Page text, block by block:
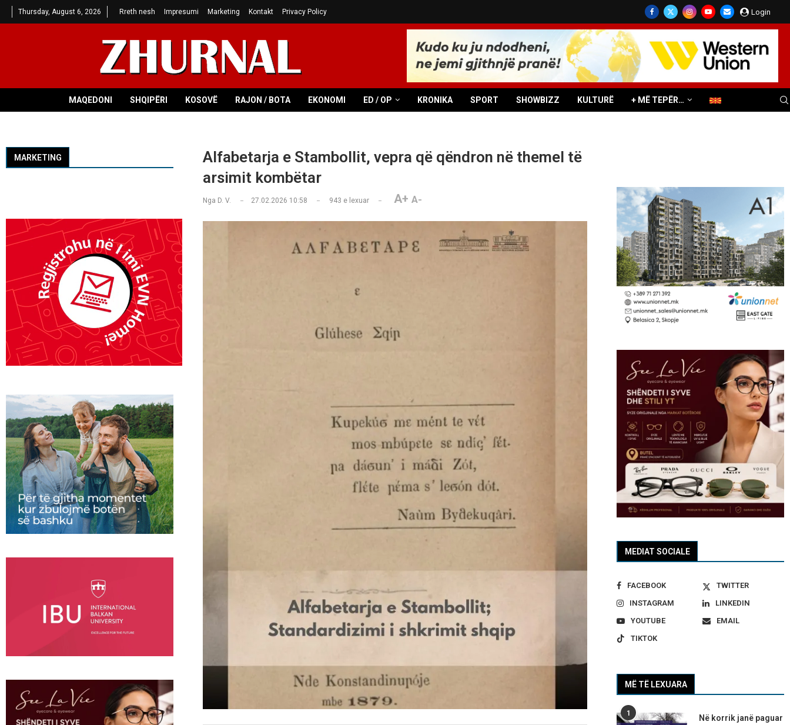
Thursday, August 6, 2026 Rreth nesh Impresumi Marketing Kontakt Privacy Policy Login
MAQEDONI SHQIPËRI KOSOVË RAJON / BOTA EKONOMI ED / OP KRONIKA SPORT SHOWBIZZ KULTURË + MË TEPËR…
Alfabetarja e Stambollit, vepra që qëndron në themel të
arsimit kombëtar
Nga D. V. 27.02.2026 10:58 943 e lexuar A+ A-
MEDIAT SOCIALE
FACEBOOK
TWITTER
INSTAGRAM
LINKEDIN
YOUTUBE
EMAIL
TIKTOK
MË TË LEXUARA
1
Në korrik janë paguar
MARKETING